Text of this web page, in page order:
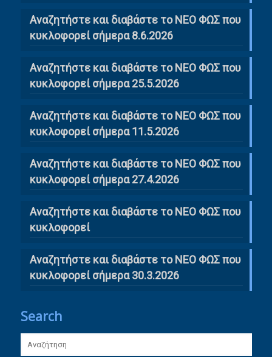
Αναζητήστε και διαβάστε το ΝΕΟ ΦΩΣ που
κυκλοφορεί σήμερα 8.6.2026
Αναζητήστε και διαβάστε το ΝΕΟ ΦΩΣ που
κυκλοφορεί σήμερα 25.5.2026
Αναζητήστε και διαβάστε το ΝΕΟ ΦΩΣ που
κυκλοφορεί σήμερα 11.5.2026
Αναζητήστε και διαβάστε το ΝΕΟ ΦΩΣ που
κυκλοφορεί σήμερα 27.4.2026
Αναζητήστε και διαβάστε το ΝΕΟ ΦΩΣ που
κυκλοφορεί
Αναζητήστε και διαβάστε το ΝΕΟ ΦΩΣ που
κυκλοφορεί σήμερα 30.3.2026
Search